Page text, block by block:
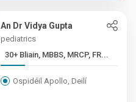
An Dr Vidya Gupta
pediatrics
30+ Bliain, MBBS, MRCP, FR...
Ospidéil Apollo, Deilí